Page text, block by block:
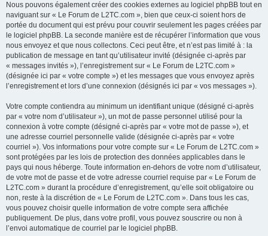
Nous pouvons également créer des cookies externes au logiciel phpBB tout en
naviguant sur « Le Forum de L2TC.com », bien que ceux-ci soient hors de
portée du document qui est prévu pour couvrir seulement les pages créées par
le logiciel phpBB. La seconde manière est de récupérer l’information que vous
nous envoyez et que nous collectons. Ceci peut être, et n’est pas limité à : la
publication de message en tant qu’utilisateur invité (désignée ci-après par
« messages invités »), l’enregistrement sur « Le Forum de L2TC.com »
(désignée ici par « votre compte ») et les messages que vous envoyez après
l’enregistrement et lors d’une connexion (désignés ici par « vos messages »).
Votre compte contiendra au minimum un identifiant unique (désigné ci-après
par « votre nom d’utilisateur »), un mot de passe personnel utilisé pour la
connexion à votre compte (désigné ci-après par « votre mot de passe »), et
une adresse courriel personnelle valide (désignée ci-après par « votre
courriel »). Vos informations pour votre compte sur « Le Forum de L2TC.com »
sont protégées par les lois de protection des données applicables dans le
pays qui nous héberge. Toute information en-dehors de votre nom d’utilisateur,
de votre mot de passe et de votre adresse courriel requise par « Le Forum de
L2TC.com » durant la procédure d’enregistrement, qu’elle soit obligatoire ou
non, reste à la discrétion de « Le Forum de L2TC.com ». Dans tous les cas,
vous pouvez choisir quelle information de votre compte sera affichée
publiquement. De plus, dans votre profil, vous pouvez souscrire ou non à
l’envoi automatique de courriel par le logiciel phpBB.